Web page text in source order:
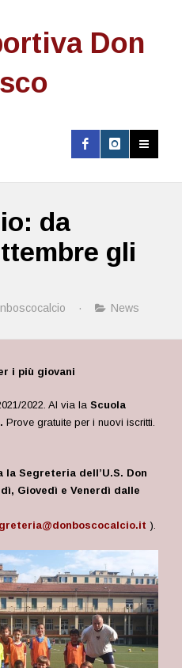
Don
da
gli
· News
i più giovani
2022. Al via la Scuola
Prove gratuite per i nuovi iscritti.
Segreteria dell’U.S. Don
Giovedì e Venerdì dalle
).